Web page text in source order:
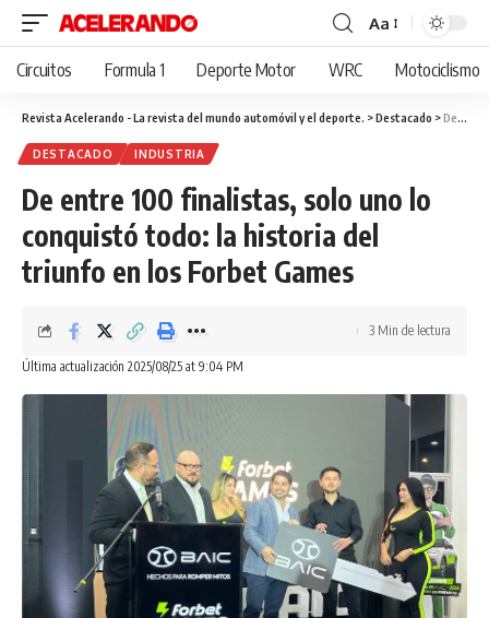
Cambiar
tamaño
fuente
Aa
Circuitos Formula 1 Deporte Motor WRC Motociclismo
Revista Acelerando - La revista del mundo automóvil y el deporte. >Destacado >De entre 100 finalistas, solo uno lo conquistó todo: la historia del triunfo en los Forbet Games
DESTACADO INDUSTRIA
De entre 100 finalistas, solo uno lo
conquistó todo: la historia del
triunfo en los Forbet Games
Última actualización 2025/08/25 at 9:04 PM
3 Min de lectura